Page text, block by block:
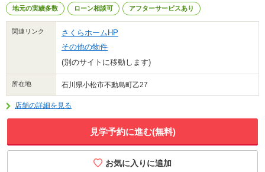
地元の実績多数 ローン相談可 アフターサービスあり
関連リンク
さくらホームHP
その他の物件
(別のサイトに移動します)
所在地 石川県小松市不動島町乙27
店舗の詳細を見る
見学予約に進む(無料)